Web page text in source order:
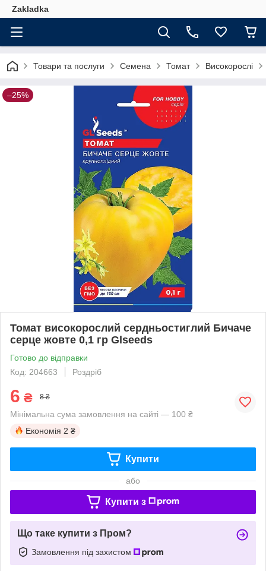
Zakladka
Товари та послуги Семена Томат Високорослі
–25%
Томат високорослий сердньостиглий Бичаче
серце жовте 0,1 гр Glseeds
Готово до відправки
Код: 204663
Роздріб
6 ₴ 8 ₴
Мінімальна сума замовлення на сайті — 100 ₴
Економія 2 ₴
Купити
або
Купити з
Що таке купити з Пром?
Замовлення під захистом